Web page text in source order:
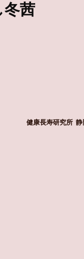
冬茜
健康長寿研究所 静